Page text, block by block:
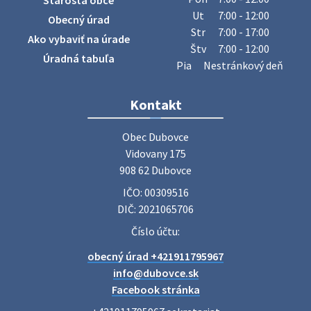
sa v našej obci uskutoční zber železa. Pracovníci Obecného
úradu budú od 8.00 hod. prechádzať obcou a zbierať
železný odpad …
27. júla 2026 06:31
Zájazd do Veľkého Medera
Základná organizácia Únie žien Slovenska Dubovce
srdečne pozýva svoje členky, ich rodinných príslušníkov aj
priateľov na jednodňový zájazd na termálne kúpalisko
Poradne komplexnej pomoci
diskrétne komplexné odborné poradenstvo. Tím
odborníkov Vám pomôžte nájsť riešenie v piatich kľúčových
oblastiach: právo rodina a v…
Obecný úrad
Ako vybaviť na úrade
Úradná tabuľa
Ut
7:00 - 12:00
Str
7:00 - 17:00
Štv
7:00 - 12:00
Pia
Nestránkový deň
Kontakt
Obec Dubovce
Vidovany 175
908 62 Dubovce
IČO: 00309516
DIČ: 2021065706
Číslo účtu:
obecný úrad +421911795967
info@dubovce.sk
Facebook stránka